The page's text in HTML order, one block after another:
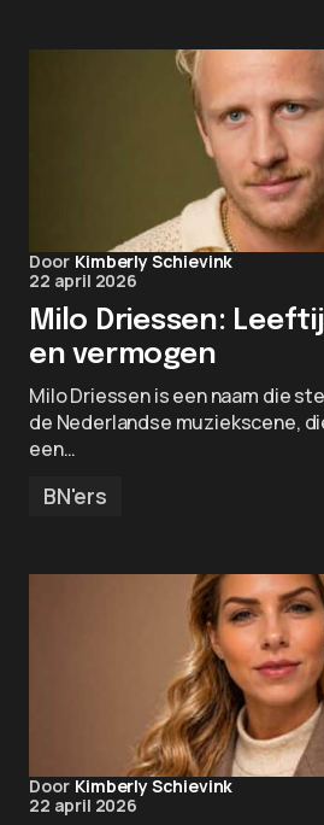
Door Kimberly Schievink
22 april 2026
Milo Driessen:
en vermogen
Milo Driessen is een naam die
de Nederlandse muziekscene,
een…
BN'ers
Door Kimberly Schievink
22 april 2026